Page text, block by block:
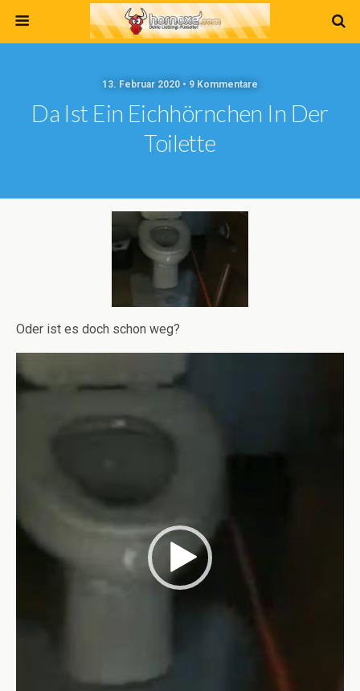
13. Februar 2020 • 9 Kommentare
Da Ist Ein Eichhörnchen In Der
Toilette
Oder ist es doch schon weg?
Player